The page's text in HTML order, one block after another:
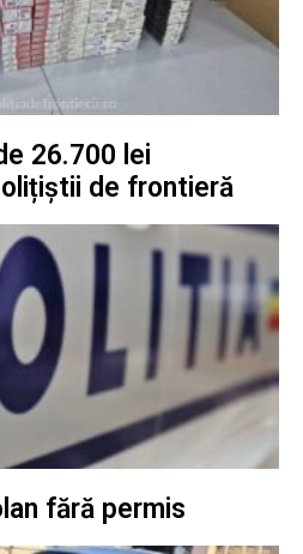
26.700 lei
de frontieră
fără permis